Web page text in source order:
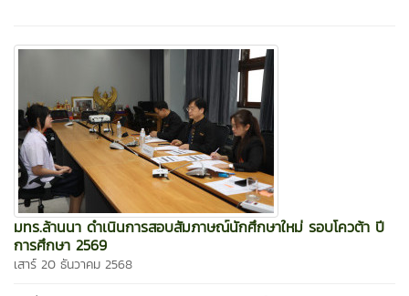
มทร.ล้านนา ดำเนินการสอบสัมภาษณ์นักศึกษาใหม่ รอบโควต้า ปี
การศึกษา 2569
เสาร์ 20 ธันวาคม 2568